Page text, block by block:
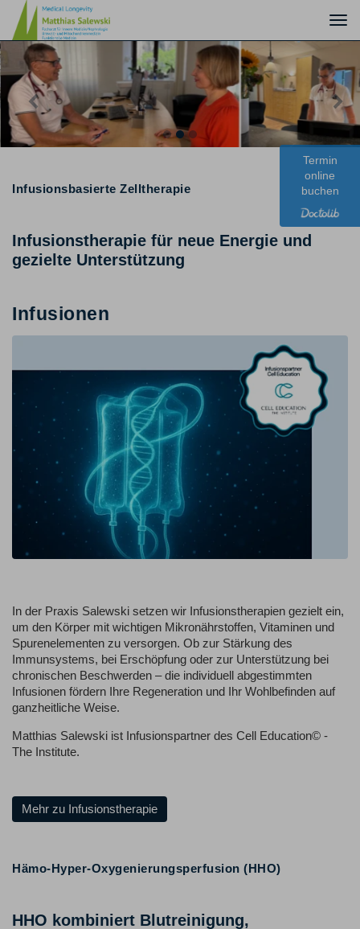
Previous
Infusionsbasierte Zelltherapie
Infusionstherapie für neue Energie und
gezielte Unterstützung
Infusionen
In der Praxis Salewski setzen wir Infusionstherapien gezielt ein,
um den Körper mit wichtigen Mikronährstoffen, Vitaminen und
Spurenelementen zu versorgen. Ob zur Stärkung des
Immunsystems, bei Erschöpfung oder zur Unterstützung bei
chronischen Beschwerden – die individuell abgestimmten
Infusionen fördern Ihre Regeneration und Ihr Wohlbefinden auf
ganzheitliche Weise.
Matthias Salewski ist Infusionspartner des Cell Education© -
The Institute.
Mehr zu Infusionstherapie
Hämo-Hyper-Oxygenierungsperfusion (HHO)
HHO kombiniert Blutreinigung,
Termin
online
buchen